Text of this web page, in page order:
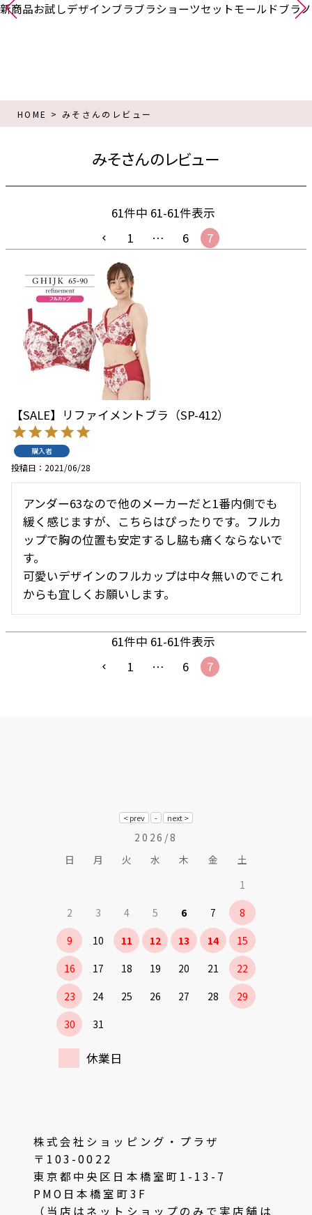
新商品お試しデザインブラブラショーツセットモールドブラ
HOME みそさんのレビュー
みそさんのレビュー
61件中 61-61件表示
1
… 6 7
【SALE】リファイメントブラ（SP-412）
購入者
投稿日 2021/06/28
アンダー63なので他のメーカーだと1番内側でも
緩く感じますが、こちらはぴったりです。フルカ
ップで胸の位置も安定するし脇も痛くならないで
す。
可愛いデザインのフルカップは中々無いのでこれ
からも宜しくお願いします。
61件中 61-61件表示
1
… 6 7
2026/8
日
月 火 水 木 金
土
1
2
3 4 5 6 7
8
9
10 11 12 13 14
15
16
17 18 19 20 21
22
23
24 25 26 27 28
29
30
31
休業日
株式会社ショッピング・プラザ
〒103-0022
東京都中央区日本橋室町1-13-7
PMO日本橋室町3F
（当店はネットショップのみで実店舗は